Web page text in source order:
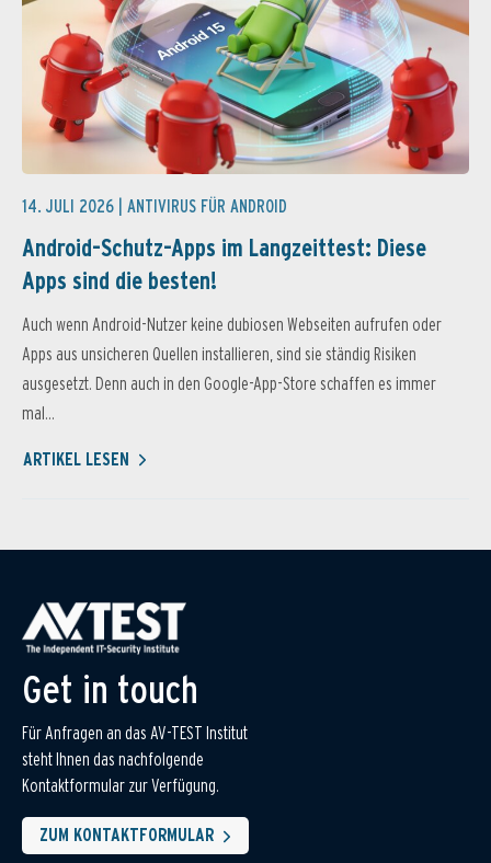
14. JULI 2026 | ANTIVIRUS FÜR ANDROID
Android-Schutz-Apps im Langzeittest: Diese
Apps sind die besten!
Auch wenn Android-Nutzer keine dubiosen Webseiten aufrufen oder
Apps aus unsicheren Quellen installieren, sind sie ständig Risiken
ausgesetzt. Denn auch in den Google-App-Store schaffen es immer
mal...
ARTIKEL LESEN
Get in touch
Für Anfragen an das AV-TEST Institut
steht Ihnen das nachfolgende
Kontaktformular zur Verfügung.
ZUM KONTAKTFORMULAR